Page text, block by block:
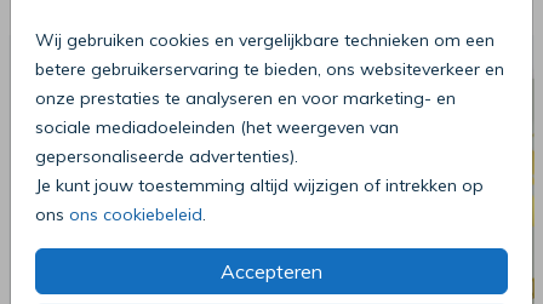
Wij gebruiken cookies en vergelijkbare technieken om een
betere gebruikerservaring te bieden, ons websiteverkeer en
onze prestaties te analyseren en voor marketing- en
sociale mediadoeleinden (het weergeven van
gepersonaliseerde advertenties).
Je kunt jouw toestemming altijd wijzigen of intrekken op
ons ons cookiebeleid
Accepteren